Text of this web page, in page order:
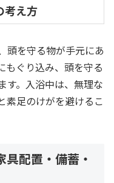
考え方
頭を守る物が手元にあ
もぐり込み、頭を守る
す。入浴中は、無理な
素足のけがを避けるこ
配置・備蓄・